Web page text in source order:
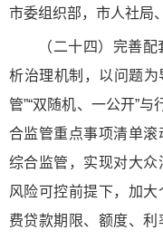
市委组织部，市人社局
（二十四）完善
析治理机制，以问题为
管”“双随机、一公开”
合监管重点事项清单滚
综合监管，实现对大
风险可控前提下，加
费贷款期限、额度、